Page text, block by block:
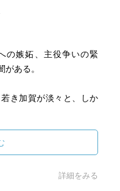
の嫉妬、主役争いの緊
ある。
き加賀が淡々と、しか
に感じた。
風間利之が刺殺される
詳細をみる